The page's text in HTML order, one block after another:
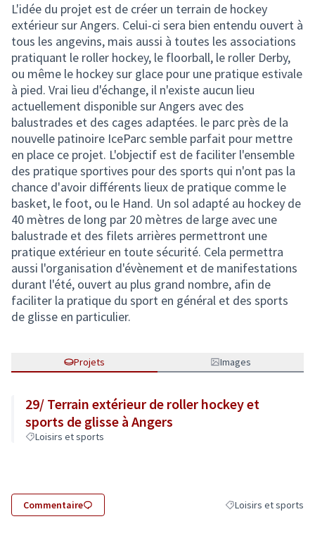
L'idée du projet est de créer un terrain de hockey
extérieur sur Angers. Celui-ci sera bien entendu ouvert à
tous les angevins, mais aussi à toutes les associations
pratiquant le roller hockey, le floorball, le roller Derby,
ou même le hockey sur glace pour une pratique estivale
à pied. Vrai lieu d'échange, il n'existe aucun lieu
actuellement disponible sur Angers avec des
balustrades et des cages adaptées. le parc près de la
nouvelle patinoire IceParc semble parfait pour mettre
en place ce projet. L'objectif est de faciliter l'ensemble
des pratique sportives pour des sports qui n'ont pas la
chance d'avoir différents lieux de pratique comme le
basket, le foot, ou le Hand. Un sol adapté au hockey de
40 mètres de long par 20 mètres de large avec une
balustrade et des filets arrières permettront une
pratique extérieur en toute sécurité. Cela permettra
aussi l'organisation d'évènement et de manifestations
durant l'été, ouvert au plus grand nombre, afin de
faciliter la pratique du sport en général et des sports
de glisse en particulier.
Projets Images
29/ Terrain extérieur de roller hockey et
sports de glisse à Angers
Loisirs et sports
Commentaire Filtrer les résultats
Loisirs et sports